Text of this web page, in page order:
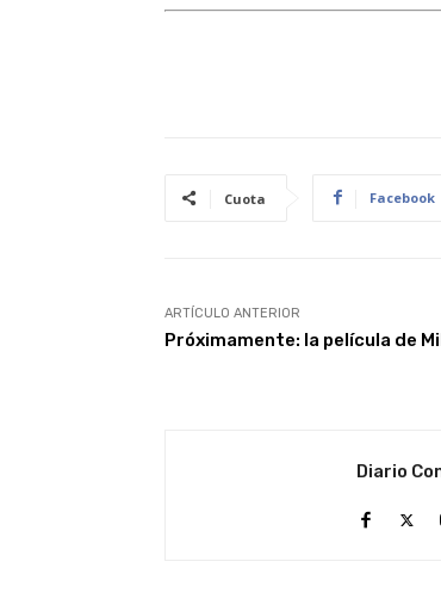
Cuota Facebook
ARTÍCULO ANTERIOR
Próximamente: la película de
Diario